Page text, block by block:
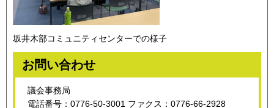
坂井木部コミュニティセンターでの様子
お問い合わせ
議会事務局
電話番号：0776-50-3001 ファクス：0776-66-2928